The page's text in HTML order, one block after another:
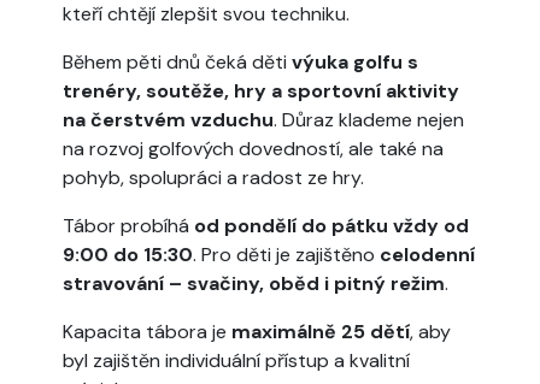
kteří chtějí zlepšit svou techniku.
Během pěti dnů čeká děti výuka golfu s
trenéry, soutěže, hry a sportovní aktivity
na čerstvém vzduchu. Důraz klademe nejen
na rozvoj golfových dovedností, ale také na
pohyb, spolupráci a radost ze hry.
Tábor probíhá od pondělí do pátku vždy od
9:00 do 15:30. Pro děti je zajištěno celodenní
stravování – svačiny, oběd i pitný režim.
Kapacita tábora je maximálně 25 dětí, aby
byl zajištěn individuální přístup a kvalitní